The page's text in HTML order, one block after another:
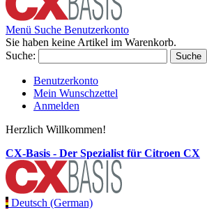
Menü Suche Benutzerkonto
Sie haben keine Artikel im Warenkorb.
Suche:
Suche
Benutzerkonto
Mein Wunschzettel
Anmelden
Herzlich Willkommen!
CX-Basis - Der Spezialist für Citroen CX
Deutsch (German)